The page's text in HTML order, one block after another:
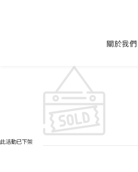
關於我們
此活動已下架